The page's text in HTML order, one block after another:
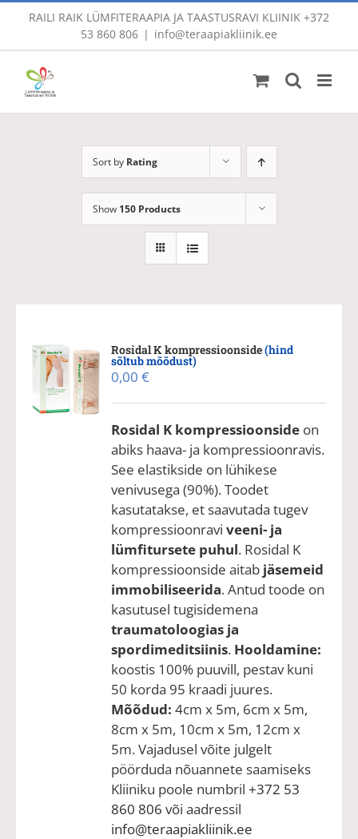
content
RAILI RAIK LÜMFITERAAPIA JA TAASTUSRAVI KLIINIK +372
53 860 806 | info@teraapiakliinik.ee
Sort by Rating
Show 150 Products
Rosidal K kompressioonside(hind
sõltub mõõdust)
0,00€
Rosidal K kompressioonside on
abiks haava- ja kompressioonravis.
See elastikside on lühikese
venivusega (90%). Toodet
kasutatakse, et saavutada tugev
kompressioonraviveeni- ja
lümfitursete puhul. Rosidal K
kompressioonside aitab jäsemeid
immobiliseerida. Antud toode on
kasutusel tugisidemena
traumatoloogias ja
spordimeditsiinis. Hooldamine:
koostis 100% puuvill, pestav kuni
50 korda 95 kraadi juures.
Mõõdud: 4cm x 5m, 6cm x 5m,
8cm x 5m, 10cm x 5m, 12cm x
5m. Vajadusel võite julgelt
pöörduda nõuannete saamiseks
Kliiniku poole numbril+372 53
860 806 või aadressil
info@teraapiakliinik.ee